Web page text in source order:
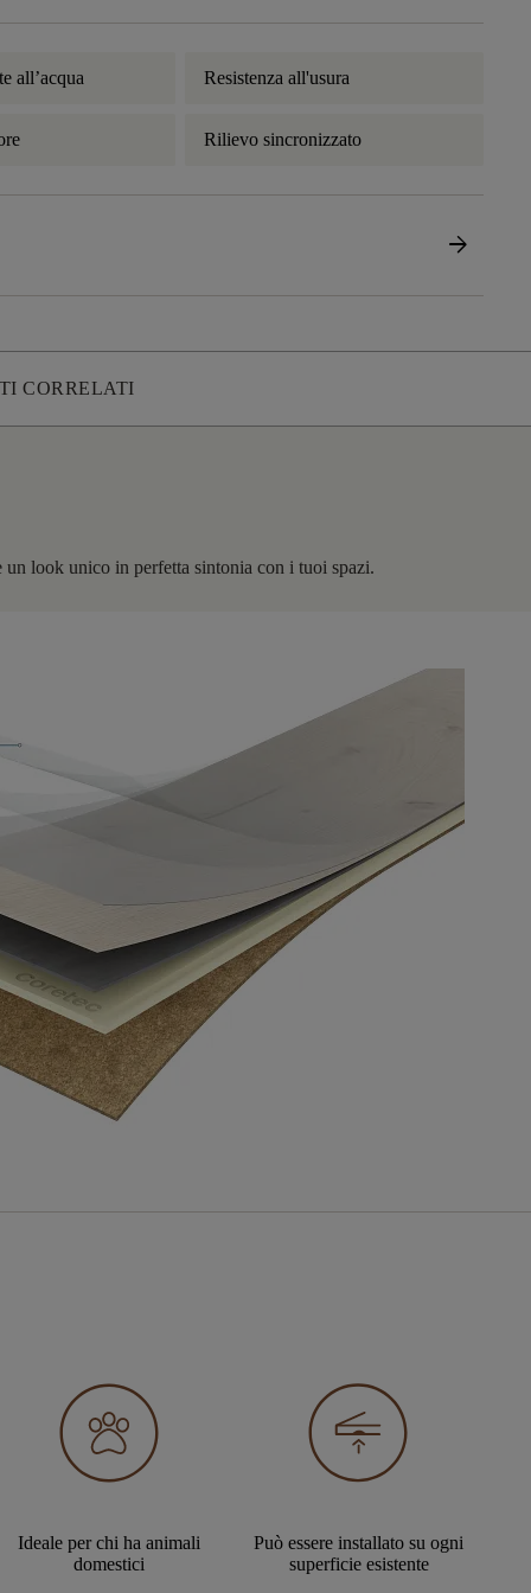
all’acqua Resistenza all'usura
Rilievo sincronizzato
arrow_forward
CORRELATI
look unico in perfetta sintonia con i tuoi spazi.
Ideale per chi ha animali
domestici
Può essere installato su ogni
superficie esistente